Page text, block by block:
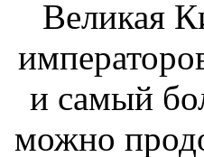
Великая
и самый
можно